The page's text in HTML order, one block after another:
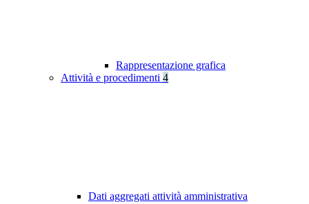
Rappresentazione grafica
Attività e procedimenti 4
Dati aggregati attività amministrativa